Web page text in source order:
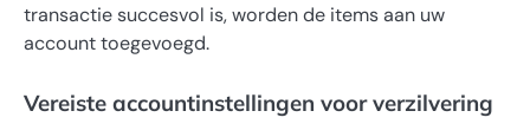
transactie succesvol is, worden de items aan uw
account toegevoegd.
Vereiste accountinstellingen voor verzilvering